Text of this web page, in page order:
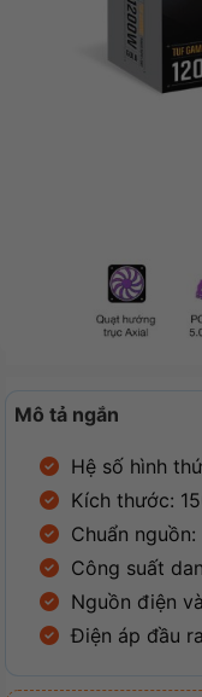
Mô tả ngắn
Hệ số hình
Kích thước:
Chuẩn
Công suất
Nguồn điện
Điện áp đầu